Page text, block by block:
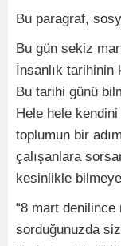
Bu paragraf,
Bu gün sekiz
İnsanlık tarihinin
Bu tarihi günü
Hele hele
toplumun bir
çalışanlara
kesinlikle
“8 mart denilince
sorduğunuzda